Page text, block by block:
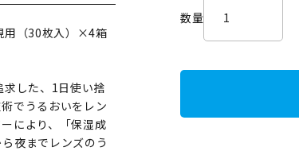
用（30枚入）×4箱
求した、1日使い捨
でうるおいをレン
により、「保湿成
夜までレンズのう